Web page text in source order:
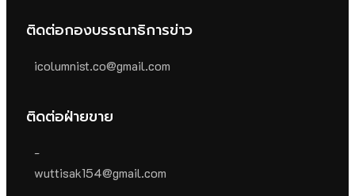
ติดต่อกองบรรณาธิการข่าว
icolumnist.co@gmail.com
ติดต่อฝ่ายขาย
-
wuttisak154@gmail.com